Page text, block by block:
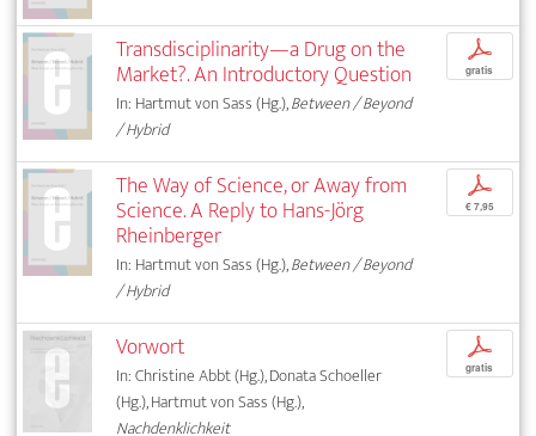
Transdisciplinarity—a Drug on the
Market?. An Introductory Question
In: Hartmut von Sass (Hg.),Between / Beyond
/ Hybrid
p
gratis
The Way of Science, or Away from
Science. A Reply to Hans-Jörg
Rheinberger
In: Hartmut von Sass (Hg.),Between / Beyond
/ Hybrid
p
€ 7,95
Vorwort
In: Christine Abbt (Hg.), Donata Schoeller
(Hg.), Hartmut von Sass (Hg.),
Nachdenklichkeit
p
gratis